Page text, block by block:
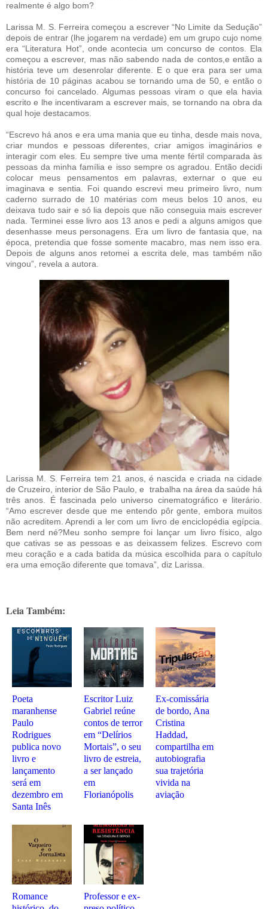
realmente é algo bom?
Larissa M. S. Ferreira começou a escrever “No Limite da Sedução”
depois de entrar (lhe jogarem na verdade) em um grupo cujo nome
era “Literatura Hot”, onde acontecia um concurso de contos. Ela
começou a escrever, mas não sabendo nada de contos,e então a
história teve um desenrolar diferente. E o que era para ser uma
história de 10 páginas acabou se tornando uma de 50, e então o
concurso foi cancelado. Algumas pessoas viram o que ela havia
escrito e lhe incentivaram a escrever mais, se tornando na obra da
qual hoje destacamos.
“Escrevo há anos e era uma mania que eu tinha, desde mais nova,
criar mundos e pessoas diferentes, criar amigos imaginários e
interagir com eles. Eu sempre tive uma mente fértil comparada às
pessoas da minha família e isso sempre os agradou. Então decidi
colocar meus pensamentos em palavras, externar o que eu
imaginava e sentia. Foi quando escrevi meu primeiro livro, num
caderno surrado de 10 matérias com meus belos 10 anos, eu
deixava tudo sair e só lia depois que não conseguia mais escrever
nada. Terminei esse livro aos 13 anos e pedi a alguns amigos que
desenhasse meus personagens. Era um livro de fantasia que, na
época, pretendia que fosse somente macabro, mas nem isso era.
Depois de alguns anos retomei a escrita dele, mas também não
vingou”, revela a autora.
Larissa M. S. Ferreira tem 21 anos, é nascida e criada na cidade
de Cruzeiro, interior de São Paulo, e trabalha na área da saúde há
três anos. É fascinada pelo universo cinematográfico e literário.
“Amo escrever desde que me entendo pôr gente, embora muitos
não acreditem. Aprendi a ler com um livro de enciclopédia egípcia.
Bem nerd né?Meu sonho sempre foi lançar um livro físico, algo
que cativas se as pessoas e as deixassem felizes. Escrevo com
meu coração e a cada batida da música escolhida para o capítulo
era uma emoção diferente que tomava”, diz Larissa.
Leia Também:
Poeta
maranhense
Paulo
Rodrigues
publica novo
livro e
lançamento
será em
dezembro em
Santa Inês
Escritor Luiz
Gabriel reúne
contos de terror
em “Delírios
Mortais”, o seu
livro de estreia,
a ser lançado
em
Florianópolis
Ex-comissária
de bordo, Ana
Cristina
Haddad,
compartilha em
autobiografia
sua trajetória
vivida na
aviação
Romance
Professor e ex-